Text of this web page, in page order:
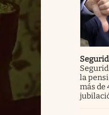
la
más de